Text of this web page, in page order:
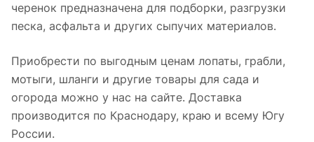
черенок предназначена для подборки, разгрузки
песка, асфальта и других сыпучих материалов.
Приобрести по выгодным ценам лопаты, грабли,
мотыги, шланги и другие товары для сада и
огорода можно у нас на сайте. Доставка
производится по Краснодару, краю и всему Югу
России.